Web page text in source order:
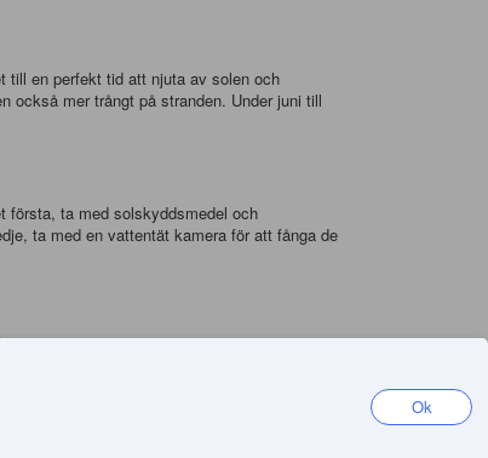
Ok
till en perfekt tid att njuta av solen och
också mer trångt på stranden. Under juni till
första, ta med solskyddsmedel och
ta med en vattentät kamera för att fånga de